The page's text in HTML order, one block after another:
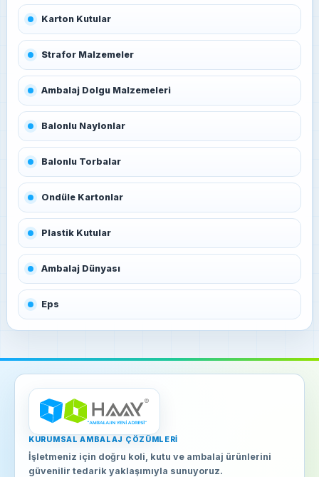
Karton Kutular
Strafor Malzemeler
Ambalaj Dolgu Malzemeleri
Balonlu Naylonlar
Balonlu Torbalar
Ondüle Kartonlar
Plastik Kutular
Ambalaj Dünyası
Eps
KURUMSAL AMBALAJ ÇÖZÜMLERI
İşletmeniz için doğru koli, kutu ve ambalaj ürünlerini
güvenilir tedarik yaklaşımıyla sunuyoruz.